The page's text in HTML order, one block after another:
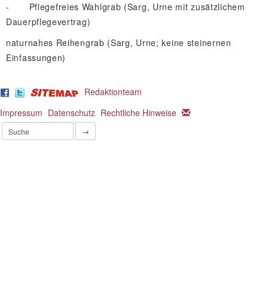
-
Pflegefreies Wahlgrab (Sarg, Urne mit zusätzlichem
Dauerpflegevertrag)
naturnahes Reihengrab (Sarg, Urne; keine steinernen
Einfassungen)
Redaktionteam
Impressum Datenschutz Rechtliche Hinweise
→